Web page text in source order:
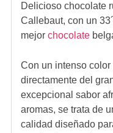
Delicioso chocolate
Callebaut, con un
mejor chocolate
Con un intenso
directamente del
excepcional sabor
aromas, se trata de
calidad diseñado